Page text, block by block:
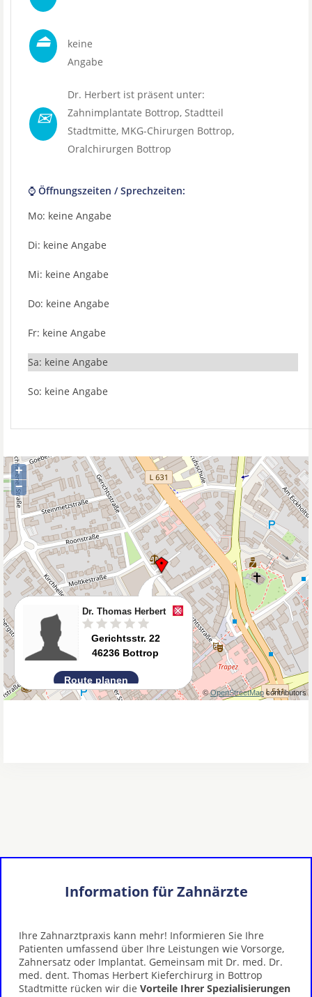
⏏
keine
Angabe
✉
Dr. Herbert ist präsent unter:
Zahnimplantate Bottrop, Stadtteil
Stadtmitte, MKG-Chirurgen Bottrop,
Oralchirurgen Bottrop
⌚ Öffnungszeiten / Sprechzeiten:
Mo: keine Angabe
Di: keine Angabe
Mi: keine Angabe
Do: keine Angabe
Fr: keine Angabe
Sa: keine Angabe
So: keine Angabe
Information für Zahnärzte
Ihre Zahnarztpraxis kann mehr! Informieren Sie Ihre
Patienten umfassend über Ihre Leistungen wie Vorsorge,
Zahnersatz oder Implantat. Gemeinsam mit Dr. med. Dr.
med. dent. Thomas Herbert Kieferchirurg in Bottrop
Stadtmitte rücken wir die Vorteile Ihrer Spezialisierungen